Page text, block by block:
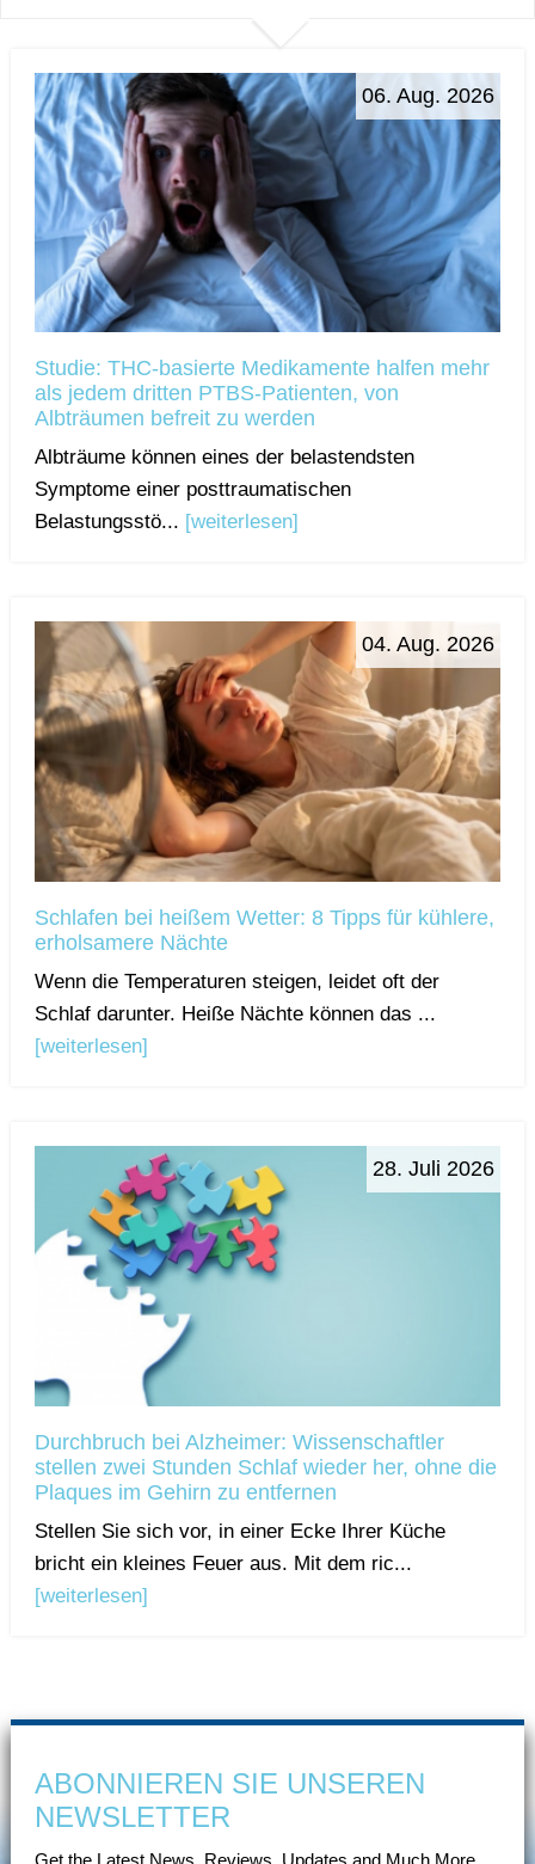
06. Aug. 2026
Studie: THC-basierte Medikamente halfen mehr
als jedem dritten PTBS-Patienten, von
Albträumen befreit zu werden
Albträume können eines der belastendsten
Symptome einer posttraumatischen
Belastungsstö... [weiterlesen]
04. Aug. 2026
Schlafen bei heißem Wetter: 8 Tipps für kühlere,
erholsamere Nächte
Wenn die Temperaturen steigen, leidet oft der
Schlaf darunter. Heiße Nächte können das ...
[weiterlesen]
28. Juli 2026
Durchbruch bei Alzheimer: Wissenschaftler
stellen zwei Stunden Schlaf wieder her, ohne die
Plaques im Gehirn zu entfernen
Stellen Sie sich vor, in einer Ecke Ihrer Küche
bricht ein kleines Feuer aus. Mit dem ric...
[weiterlesen]
ABONNIEREN SIE UNSEREN
NEWSLETTER